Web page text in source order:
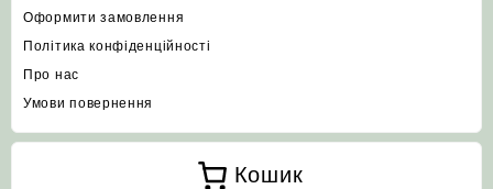
Оформити замовлення
Політика конфіденційності
Про нас
Умови повернення
Кошик